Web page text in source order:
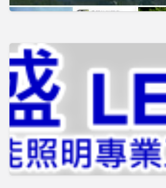
批
取
茶
版
led
燈
具
安
裝
的
專
業
廠